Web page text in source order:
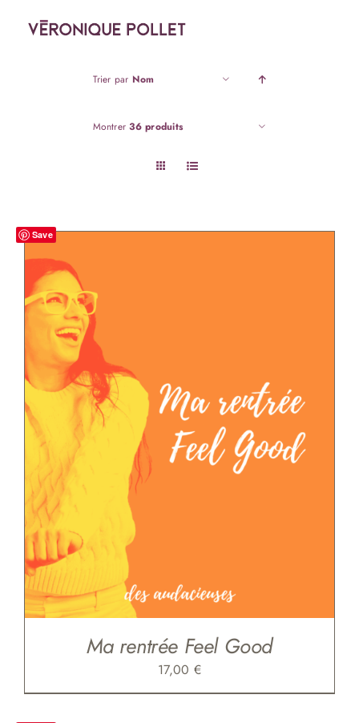
Trier par Nom
Montrer36 produits
Save
Ma rentrée Feel Good
17,00 €